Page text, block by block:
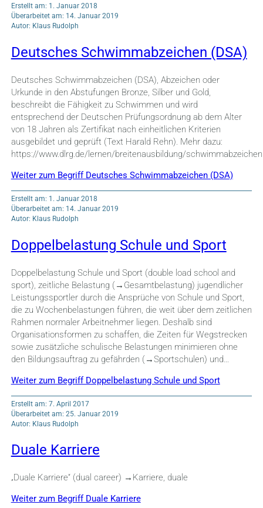
Erstellt am: 1. Januar 2018
Überarbeitet am: 14. Januar 2019
Autor: Klaus Rudolph
Deutsches Schwimmabzeichen (DSA)
Deutsches Schwimmabzeichen (DSA), Abzeichen oder
Urkunde in den Abstufungen Bronze, Silber und Gold,
beschreibt die Fähigkeit zu Schwimmen und wird
entsprechend der Deutschen Prüfungsordnung ab dem Alter
von 18 Jahren als Zertifikat nach einheitlichen Kriterien
ausgebildet und geprüft (Text Harald Rehn). Mehr dazu:
https://www.dlrg.de/lernen/breitenausbildung/
Weiter zum Begriff Deutsches Schwimmabzeichen (DSA)
Erstellt am: 1. Januar 2018
Überarbeitet am: 14. Januar 2019
Autor: Klaus Rudolph
Doppelbelastung Schule und Sport
Doppelbelastung Schule und Sport (double load school and
sport), zeitliche Belastung (→Gesamtbelastung) jugendlicher
Leistungssportler durch die Ansprüche von Schule und Sport,
die zu Wochenbelastungen führen, die weit über dem zeitlichen
Rahmen normaler Arbeitnehmer liegen. Deshalb sind
Organisationsformen zu schaffen, die Zeiten für Wegstrecken
sowie zusätzliche schulische Belastungen minimieren ohne
den Bildungsauftrag zu gefährden (→Sportschulen) und…
Weiter zum Begriff Doppelbelastung Schule und Sport
Erstellt am: 7. April 2017
Überarbeitet am: 25. Januar 2019
Autor: Klaus Rudolph
Duale Karriere
„Duale Karriere“ (dual career) →Karriere, duale
Weiter zum Begriff Duale Karriere